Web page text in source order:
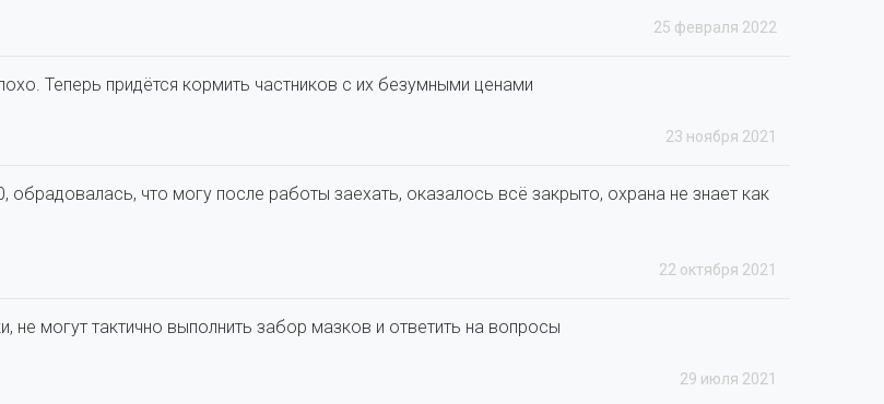
25 февраля 2022
Теперь придётся кормить частников с их безумными ценами
23 ноября 2021
обрадовалась, что могу после работы заехать, оказалось всё закрыто, охрана не знает как
22 октября 2021
не могут тактично выполнить забор мазков и ответить на вопросы
29 июля 2021